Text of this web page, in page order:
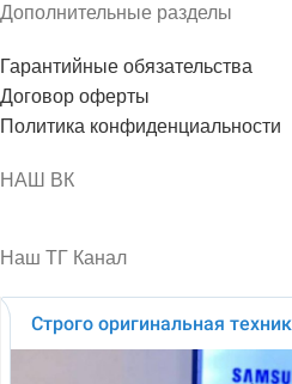
Дополнительные разделы
Гарантийные обязательства
Договор оферты
Политика конфиденциальности
НАШ ВК
Наш ТГ Канал